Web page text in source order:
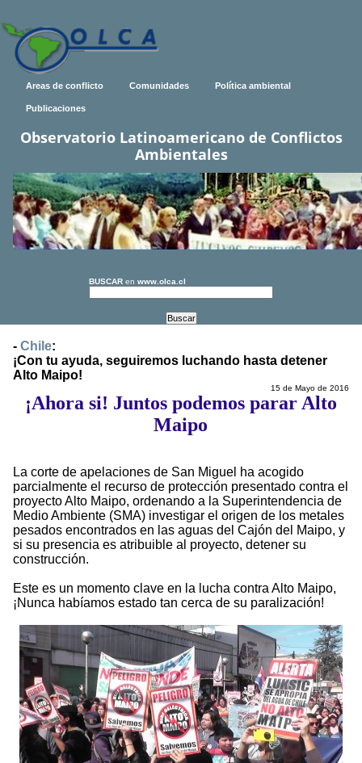
Areas de conflicto Comunidades Política ambiental
Publicaciones
Observatorio Latinoamericano de Conflictos
Ambientales
BUSCAR en www.olca.cl
- Chile:
¡Con tu ayuda, seguiremos luchando hasta detener
Alto Maipo!
15 de Mayo de 2016
¡Ahora si! Juntos podemos parar Alto
Maipo
La corte de apelaciones de San Miguel ha acogido
parcialmente el recurso de protección presentado contra el
proyecto Alto Maipo, ordenando a la Superintendencia de
Medio Ambiente (SMA) investigar el origen de los metales
pesados encontrados en las aguas del Cajón del Maipo, y
si su presencia es atribuible al proyecto, detener su
construcción.
Este es un momento clave en la lucha contra Alto Maipo,
¡Nunca habíamos estado tan cerca de su paralización!